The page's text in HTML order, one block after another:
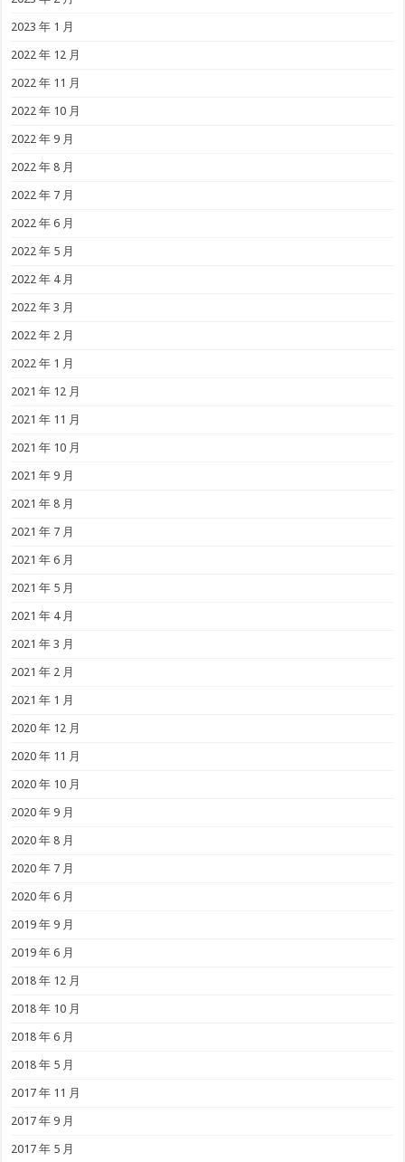
2023 年 1 月
2022 年 12 月
2022 年 11 月
2022 年 10 月
2022 年 9 月
2022 年 8 月
2022 年 7 月
2022 年 6 月
2022 年 5 月
2022 年 4 月
2022 年 3 月
2022 年 2 月
2022 年 1 月
2021 年 12 月
2021 年 11 月
2021 年 10 月
2021 年 9 月
2021 年 8 月
2021 年 7 月
2021 年 6 月
2021 年 5 月
2021 年 4 月
2021 年 3 月
2021 年 2 月
2021 年 1 月
2020 年 12 月
2020 年 11 月
2020 年 10 月
2020 年 9 月
2020 年 8 月
2020 年 7 月
2020 年 6 月
2019 年 9 月
2019 年 6 月
2018 年 12 月
2018 年 10 月
2018 年 6 月
2018 年 5 月
2017 年 11 月
2017 年 9 月
2017 年 5 月